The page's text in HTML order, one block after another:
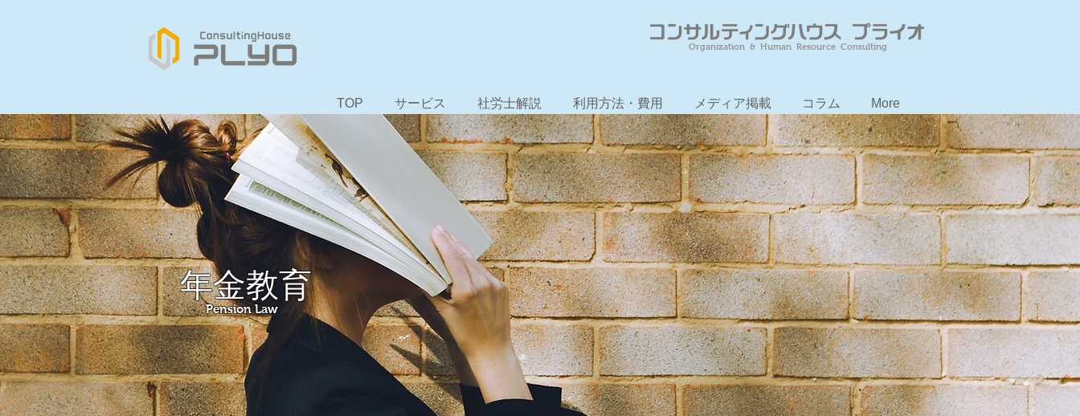
Organization & Human Resource Consulting
TOP サービス 社労士解説 利用方法・費用 メディア掲載 コラム More
Pension Law
年金教育